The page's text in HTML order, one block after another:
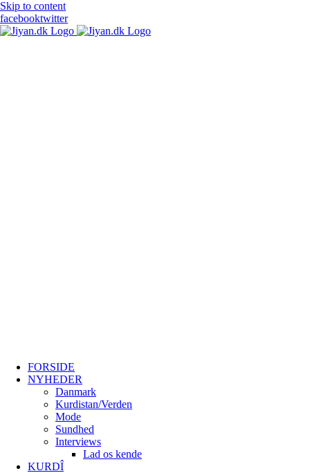
Skip to content
facebooktwitter
FORSIDE
NYHEDER
Danmark
Kurdistan/Verden
Mode
Sundhed
Interviews
Lad os kende
KURDÎ